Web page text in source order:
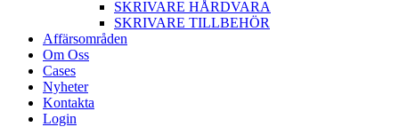
SKRIVARE HÅRDVARA
SKRIVARE TILLBEHÖR
Affärsområden
Om Oss
Cases
Nyheter
Kontakta
Login